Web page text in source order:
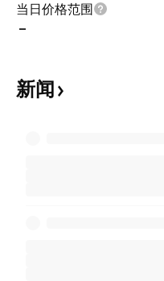
当日价格范围
–
新闻